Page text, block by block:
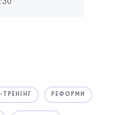
РЕФОРМИ